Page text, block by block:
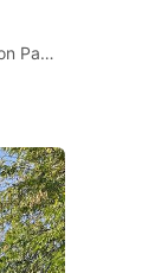
พื้นที่ออฟฟิศพร้อมบริการครบวงจรสำหรับคุณและทีมใน Regus Icon Park